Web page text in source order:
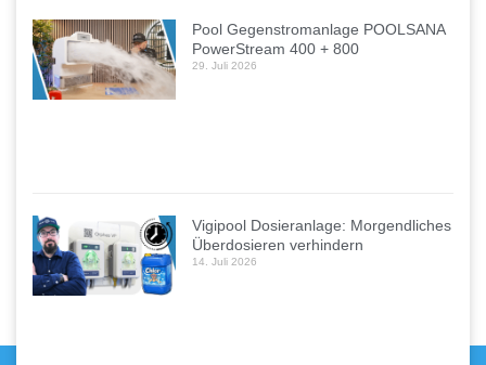
Pool Gegenstromanlage POOLSANA
PowerStream 400 + 800
29. Juli 2026
Vigipool Dosieranlage: Morgendliches
Überdosieren verhindern
14. Juli 2026